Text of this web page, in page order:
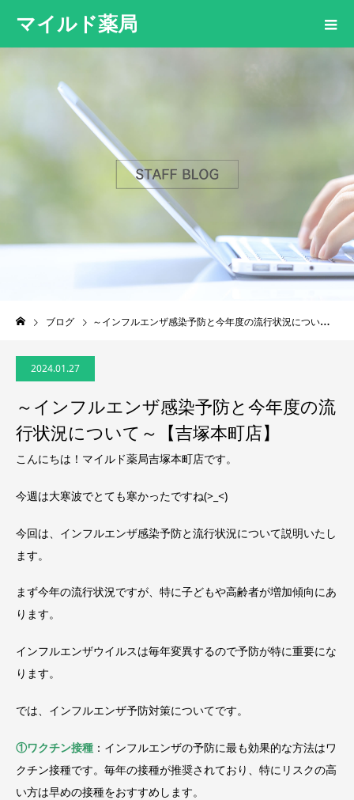
マイルド薬局
ブログ ～インフルエンザ感染予防と今年度の流行状況について～【吉塚本町店】
2024.01.27
～インフルエンザ感染予防と今年度の流
行状況について～【吉塚本町店】
こんにちは！マイルド薬局吉塚本町店です。
今週は大寒波でとても寒かったですね(>_<)
今回は、インフルエンザ感染予防と流行状況について説明いたし
ます。
まず今年の流行状況ですが、特に子どもや高齢者が増加傾向にあ
ります。
インフルエンザウイルスは毎年変異するので予防が特に重要にな
ります。
では、インフルエンザ予防対策についてです。
①ワクチン接種 ：インフルエンザの予防に最も効果的な方法はワ
クチン接種です。毎年の接種が推奨されており、特にリスクの高
い方は早めの接種をおすすめします。